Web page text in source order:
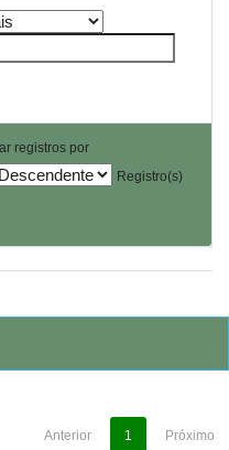
registros por
Registro(s)
Anterior 1 Próximo